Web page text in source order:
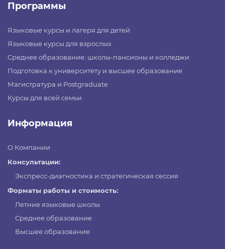
Программы
Языковые курсы и лагеря для детей
Языковые курсы для взрослых
Среднее образование: школы-пансионы и колледжи
Подготовка к университету и высшее образование
Магистратура и Postgraduate
Курсы для всей семьи
Информация
О Компании
Консультации:
Экспресс-диагностика и стратегическая сессия
Форматы работы и стоимость:
Летние языковые школы
Среднее образование
Высшее образование